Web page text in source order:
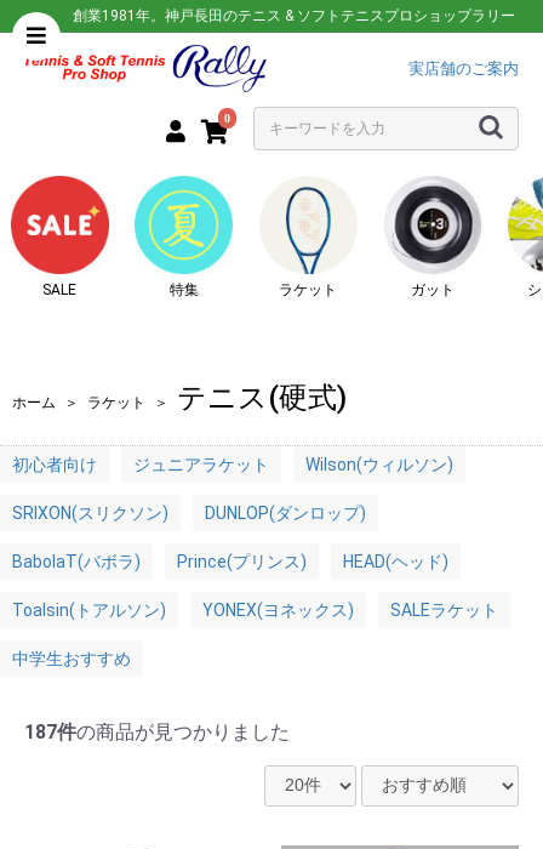
創業1981年。神戸長田のテニス & ソフトテニスプロショップラリー
実店舗のご案内
0
SALE 特集 ラケット ガット
ホーム ＞ ラケット ＞ テニス(硬式)
初心者向け ジュニアラケット Wilson(ウィルソン)
SRIXON(スリクソン) DUNLOP(ダンロップ)
BabolaT(バボラ) Prince(プリンス) HEAD(ヘッド)
Toalsin(トアルソン) YONEX(ヨネックス) SALEラケット
中学生おすすめ
187件の商品が見つかりました